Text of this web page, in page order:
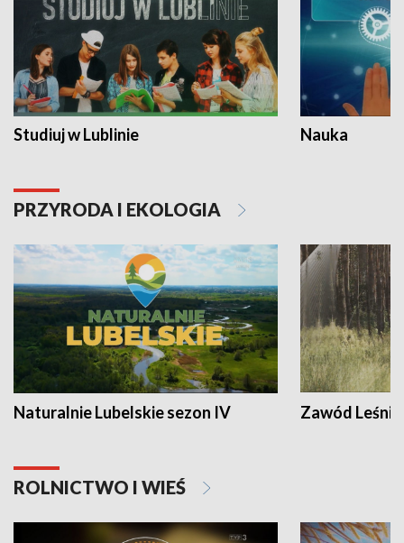
Studiuj w Lublinie Nauka
PRZYRODA I EKOLOGIA
Naturalnie Lubelskie sezon IV Zawód Leśnik
ROLNICTWO I WIEŚ